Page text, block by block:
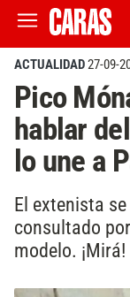
ACTUALIDAD27-09-
Pico
hablar
lo une a
El extenista
consultado
modelo. ¡Mirá!